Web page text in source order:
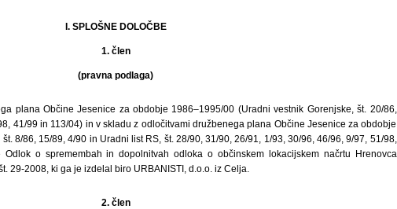
I. SPLOŠNE DOLOČBE
1. člen
(pravna podlaga)
plana Občine Jesenice za obdobje 1986–1995/00 (Uradni vestnik Gorenjske, št. 20/86,
41/99 in 113/04) in v skladu z odločitvami družbenega plana Občine Jesenice za obdobje
8/86, 15/89, 4/90 in Uradni list RS, št. 28/90, 31/90, 26/91, 1/93, 30/96, 46/96, 9/97, 51/98,
Odlok o spremembah in dopolnitvah odloka o občinskem lokacijskem načrtu Hrenovca
29-2008, ki ga je izdelal biro URBANISTI, d.o.o. iz Celja.
2. člen